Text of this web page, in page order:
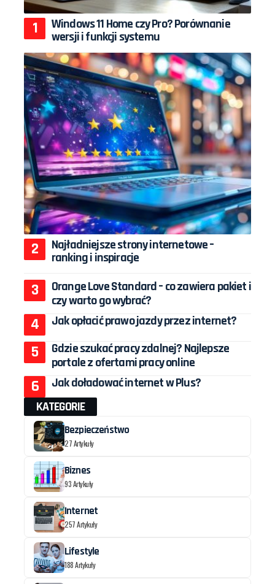
Windows 11 Home czy Pro? Porównanie
wersji i funkcji systemu
Najładniejsze strony internetowe –
ranking i inspiracje
Orange Love Standard – co zawiera pakiet i
czy warto go wybrać?
Jak opłacić prawo jazdy przez internet?
Gdzie szukać pracy zdalnej? Najlepsze
portale z ofertami pracy online
Jak doładować internet w Plus?
KATEGORIE
Bezpieczeństwo
27 Artykuły
Biznes
93 Artykuły
Internet
257 Artykuły
Lifestyle
188 Artykuły